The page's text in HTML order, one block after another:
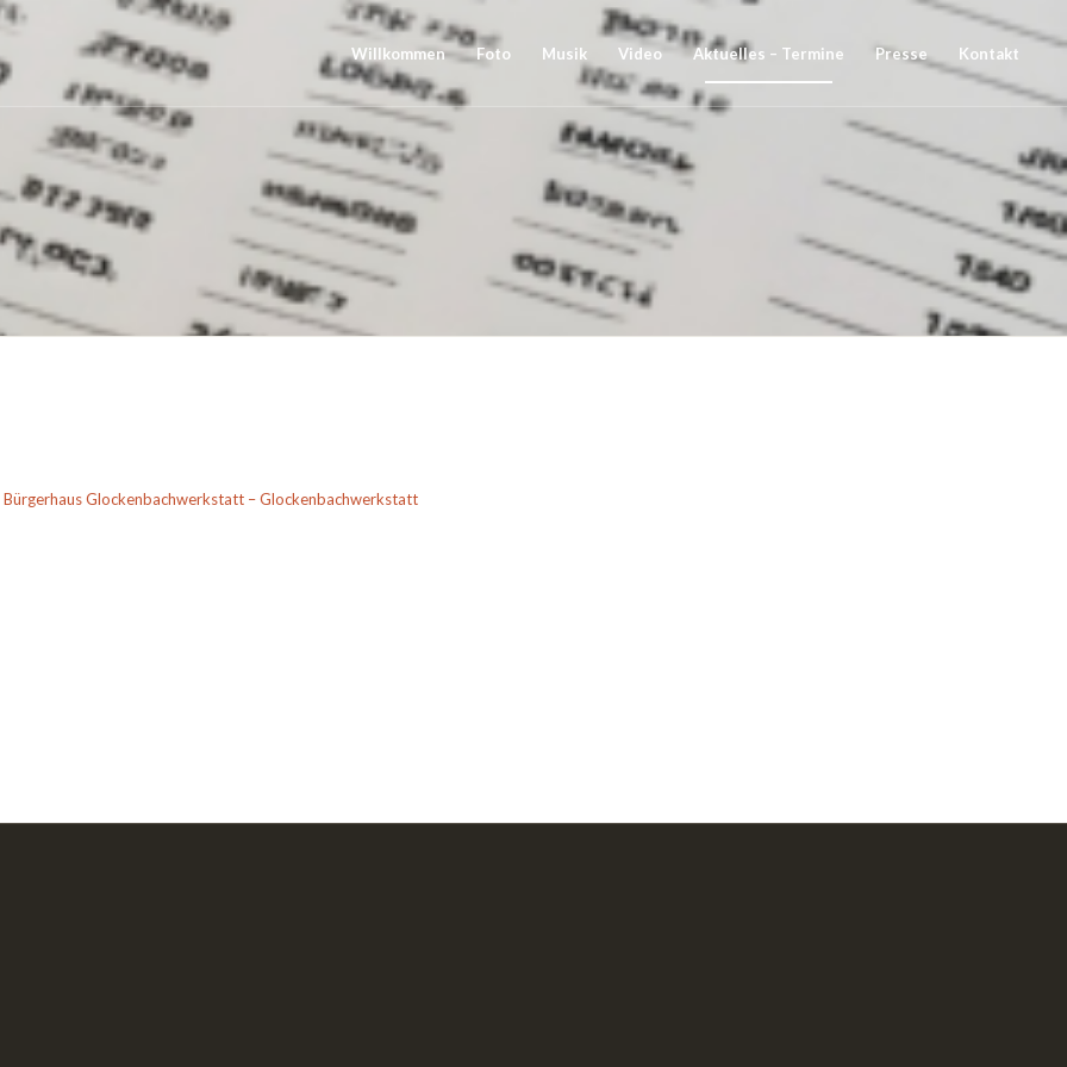
Willkommen Foto Musik Video Aktuelles – Termine Presse Kontakt
Bürgerhaus Glockenbachwerkstatt – Glockenbachwerkstatt